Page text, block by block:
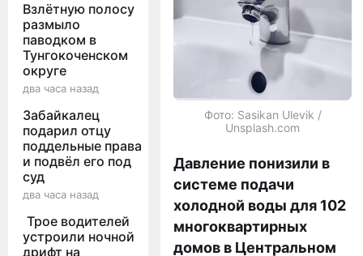
Взлётную полосу
размыло
паводком в
Тунгокоченском
округе
два часа назад
Забайкалец
подарил отцу
поддельные права
и подвёл его под
суд
два часа назад
Трое водителей
устроили ночной
дрифт на
Фото: Sasikan Ulevik /
Unsplash.com
Давление понизили в
системе подачи
холодной воды для 102
многоквартирных
домов в Центральном